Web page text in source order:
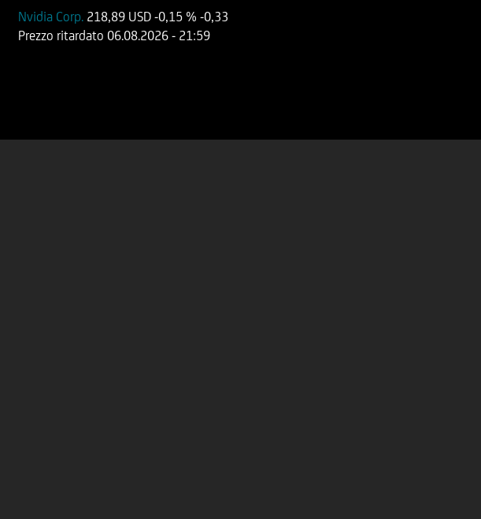
Nvidia Corp. 218,89 USD -0,15 %-0,33
Prezzo ritardato 06.08.2026 - 21:59